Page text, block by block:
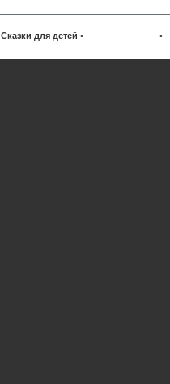
Сказки для детей • •